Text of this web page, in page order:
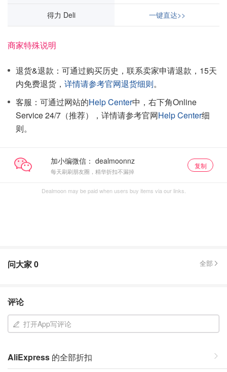
得力 Deli 一键直达>>
商家特殊说明
退货&退款：可通过购买历史，联系卖家申请退款，15天
内免费退货， 详情请参考官网退货细则。
客服：可通过网站的Help Center中，右下角Online
Service 24/7（推荐），详情请参考官网Help Center细
则。
加小编微信：
每天刷刷朋友圈，精华折扣不漏掉
复制
Dealmoon may be paid when users buy items via our links.
问大家0 全部
评论
打开App写评论
AliExpress 的全部折扣